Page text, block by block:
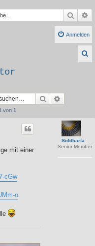
Suche
Anmelden
Suche
von 1
Siddharta
Senior Member
mit einer
cGw
o